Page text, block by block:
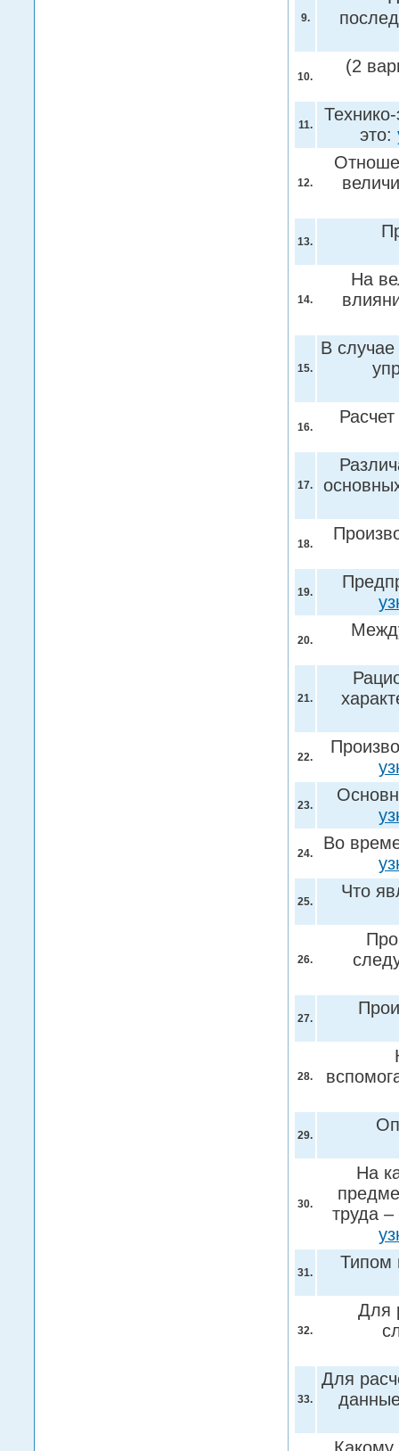
9.
10.
(2
11.
это:
12.
13.
14.
На
15.
В
16.
17.
18.
19.
20.
21.
22.
23.
24.
Во
25.
Что
26.
27.
28.
29.
30.
На
труда
31.
Типом
32.
Для
33.
Для